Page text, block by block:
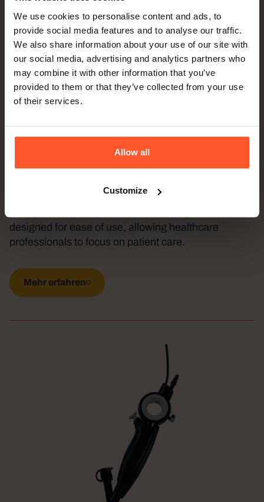
We use cookies to personalise content and ads, to
provide social media features and to analyse our traffic.
We also share information about your use of our site with
our social media, advertising and analytics partners who
may combine it with other information that you’ve
provided to them or that they’ve collected from your use
of their services.
Allow all
Customize
Compact
Fluid warmer management is essential in
designed for ease of use, allowing healthcare
professionals to focus on patient care.
Mehr erfahren